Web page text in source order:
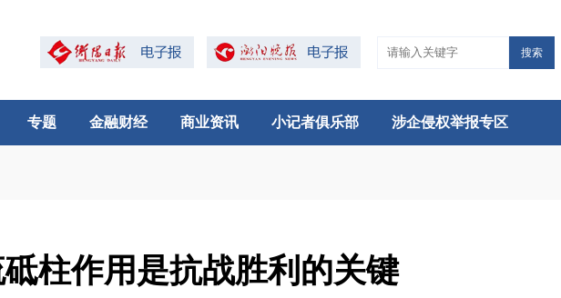
搜索
专题 金融财经 商业资讯 小记者俱乐部 涉企侵权举报专区
柱作用是抗战胜利的关键